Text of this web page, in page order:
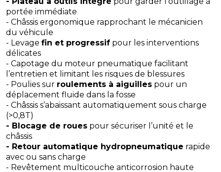
portée immédiate
- Châssis ergonomique rapprochant le mécanicien
du véhicule
- Levage fin et progressif pour les interventions
délicates
- Capotage du moteur pneumatique facilitant
l’entretien et limitant les risques de blessures
- Poulies sur roulements à aiguilles pour un
déplacement fluide dans la fosse
- Châssis s’abaissant automatiquement sous charge
(>0,8T)
- Blocage de roues pour sécuriser l’unité et le
châssis
- Retour automatique hydropneumatique rapide
avec ou sans charge
- Revêtement multicouche anticorrosion haute